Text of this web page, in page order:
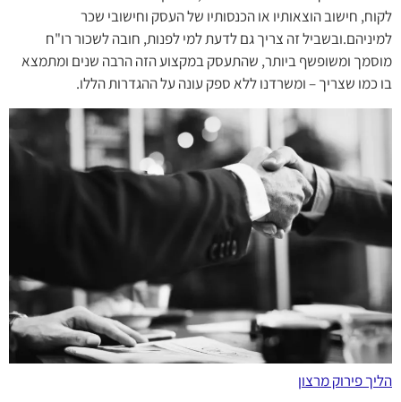
לקוח, חישוב הוצאותיו או הכנסותיו של העסק וחישובי שכר
למיניהם.ובשביל זה צריך גם לדעת למי לפנות, חובה לשכור רו"ח
מוסמך ומשופשף ביותר, שהתעסק במקצוע הזה הרבה שנים ומתמצא
בו כמו שצריך – ומשרדנו ללא ספק עונה על ההגדרות הללו.
הליך פירוק מרצון